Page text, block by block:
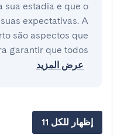
sua estadia e que o
expectativas. A
são aspectos que
garantir que todos
عرض المزيد
إظهار للكل 11